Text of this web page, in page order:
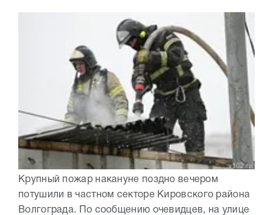
Крупный пожар накануне поздно вечером
потушили в частном секторе Кировского района
Волгограда. По сообщению очевидцев, на улице